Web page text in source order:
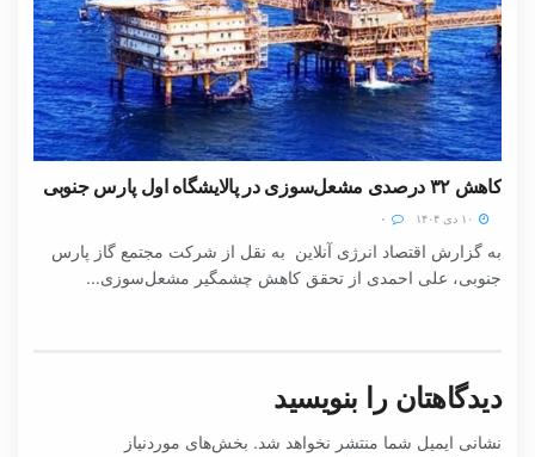
کاهش ۳۲ درصدی مشعل‌سوزی در پالایشگاه اول پارس جنوبی
به گزارش اقتصاد انرژی آنلاین به نقل از شرکت مجتمع گاز پارس
جنوبی، علی احمدی از تحقق کاهش چشمگیر مشعل‌سوزی...
دیدگاهتان را بنویسید
نشانی ایمیل شما منتشر نخواهد شد. بخش‌های موردنیاز